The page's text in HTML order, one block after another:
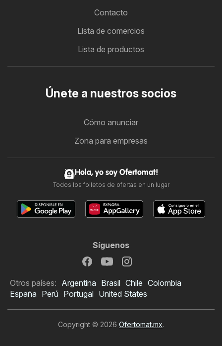
Contacto
Lista de comercios
Lista de productos
Únete a nuestros socios
Cómo anunciar
Zona para empresas
Hola, yo soy Ofertomat!
Todos los folletos de ofertas en un lugar
Síguenos
Otros países: Argentina Brasil Chile Colombia
España Perú Portugal United States
Copyright © 2026 Ofertomat.mx.